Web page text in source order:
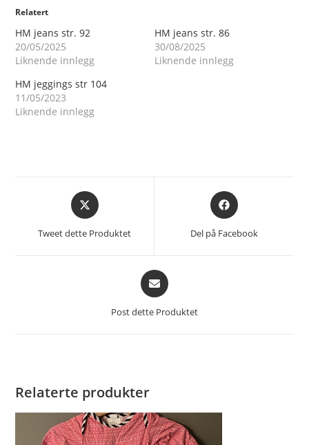
Relatert
HM jeans str. 92
20/05/2025
Liknende innlegg
HM jeans str. 86
30/08/2025
Liknende innlegg
HM jeggings str 104
11/05/2023
Liknende innlegg
Åpnes
i
nytt
Tweet dette Produktet
Åpnes
i
et
nytt
Del på Facebook
Åpnes
i
nytt
Post dette Produktet
Relaterte produkter